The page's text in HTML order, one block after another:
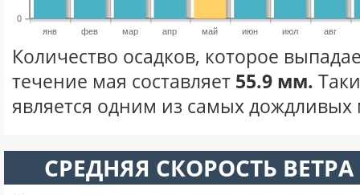
янв фев мар апр май июн июл авг
0
Количество осадков, которое
течение мая составляет 55.9 мм.
является одним из самых дождливых
СРЕДНЯЯ СКОРОСТЬ